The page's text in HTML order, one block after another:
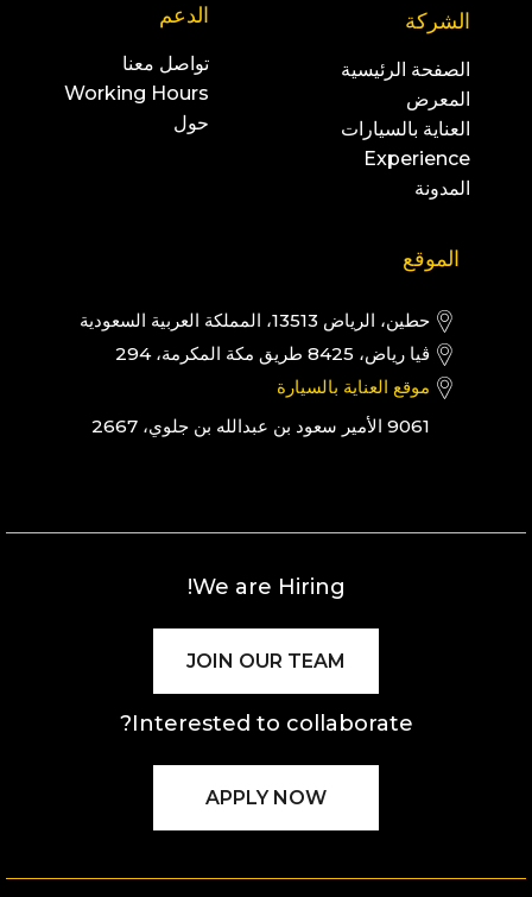
الشركة
الصفحة الرئيسية
المعرض
العناية بالسيارات
Experience
المدونة
الدعم
تواصل معنا
Working Hours
حول
الموقع
حطين، الرياض 13513، المملكة العربية السعودية
ڤيا رياض، 8425 طريق مكة المكرمة، 294
موقع العناية بالسيارة
9061 الأمير سعود بن عبدالله بن جلوي، 2667
We are Hiring!
JOIN OUR TEAM
Interested to collaborate?
APPLY NOW